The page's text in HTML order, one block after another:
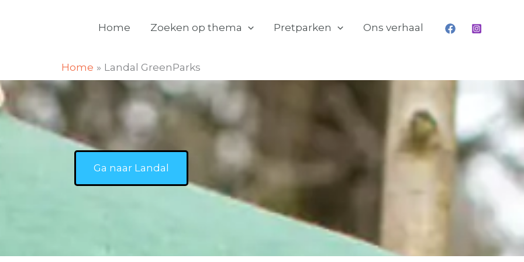
Home Zoeken op thema Pretparken Ons verhaal
Home Landal GreenParks
Ga naar Landal